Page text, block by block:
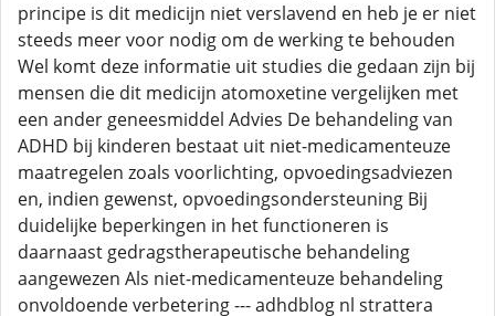
principe is dit medicijn niet verslavend en heb je er niet
steeds meer voor nodig om de werking te behouden
Wel komt deze informatie uit studies die gedaan zijn bij
mensen die dit medicijn atomoxetine vergelijken met
een ander geneesmiddel Advies De behandeling van
ADHD bij kinderen bestaat uit niet-medicamenteuze
maatregelen zoals voorlichting, opvoedingsadviezen
en, indien gewenst, opvoedingsondersteuning Bij
duidelijke beperkingen in het functioneren is
daarnaast gedragstherapeutische behandeling
aangewezen Als niet-medicamenteuze behandeling
onvoldoende verbetering --- adhdblog nl strattera